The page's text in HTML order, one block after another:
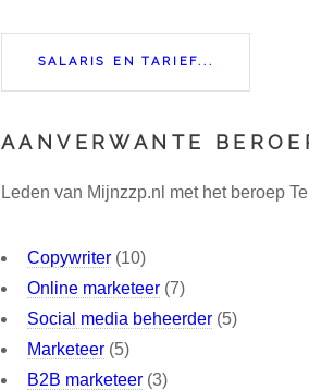
SALARIS EN TARIEF...
AANVERWANTE
Leden van Mijnzzp.nl met het beroep
Copywriter (10)
Online marketeer (7)
Social media beheerder (5)
Marketeer (5)
B2B marketeer (3)